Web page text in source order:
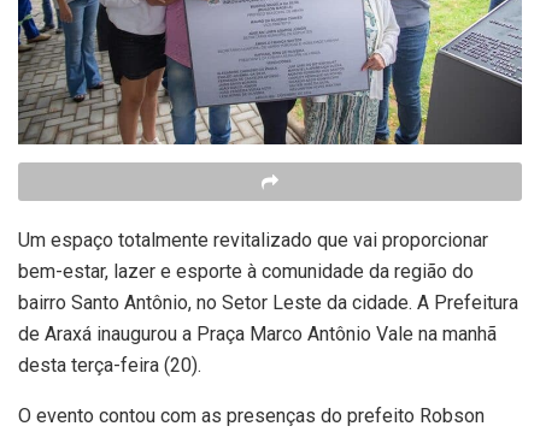
Um espaço totalmente revitalizado que vai proporcionar
bem-estar, lazer e esporte à comunidade da região do
bairro Santo Antônio, no Setor Leste da cidade. A Prefeitura
de Araxá inaugurou a Praça Marco Antônio Vale na manhã
desta terça-feira (20).
O evento contou com as presenças do prefeito Robson